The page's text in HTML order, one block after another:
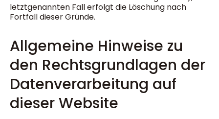
letztgenannten Fall erfolgt die Löschung nach
Fortfall dieser Gründe.
Allgemeine Hinweise zu
den Rechtsgrundlagen der
Datenverarbeitung auf
dieser Website